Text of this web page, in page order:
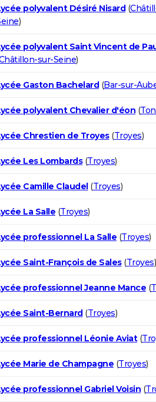
polyvalent Désiré Nisard(
)
polyvalent Saint Vincent de
sur-Seine)
Gaston Bachelard(Bar-sur-
polyvalent Chevalier d'éon (
Chrestien de Troyes(Troyes)
Les Lombards(Troyes)
Camille Claudel(Troyes)
La Salle (Troyes)
professionnel La Salle (Troyes)
Saint-François de Sales(Troyes)
professionnel Jeanne Mance (
Saint-Bernard(Troyes)
professionnel Léonie Aviat(
Marie de Champagne (Troyes)
professionnel Gabriel Voisin (